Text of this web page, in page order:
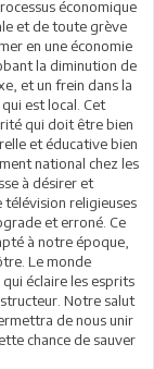
économique
et de toute grève
en une économie
la diminution de
et un frein dans la
est local. Cet
qui doit être bien
et éducative bien
national chez les
à désirer et
télévision religieuses
et erroné. Ce
à notre époque,
Le monde
éclaire les esprits
Notre salut
de nous unir
chance de sauver